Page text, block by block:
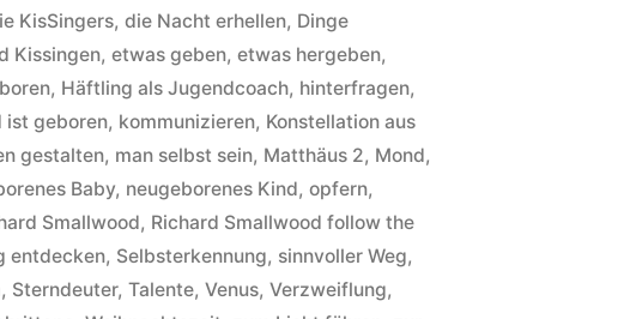
KisSingers,die Nacht erhellen, Dinge
Kissingen,etwas geben,etwas hergeben,
, Häftling als Jugendcoach, hinterfragen,
ist geboren, kommunizieren, Konstellation aus
gestalten, man selbst sein, Matthäus 2, Mond,
Baby, neugeborenes Kind,opfern,
Smallwood, Richard Smallwood follow the
entdecken, Selbsterkennung, sinnvoller Weg,
, Sterndeuter,Talente,Venus,Verzweiflung,